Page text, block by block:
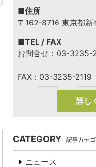
■住所
〒162-8716 東京都
■TEL / FAX
お問合せ： 03-3235-
FAX：03-3235-2119
詳し
CATEGORY 記事カテゴ
ニュース